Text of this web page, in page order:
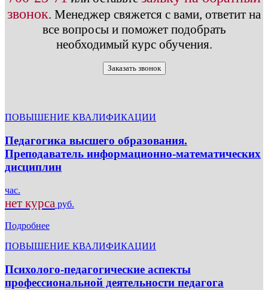
звонок. Менеджер свяжется с вами, ответит на
все вопросы и поможет подобрать
необходимый курс обучения.
Заказать звонок
ПОВЫШЕНИЕ КВАЛИФИКАЦИИ
Педагогика высшего образования.
Преподаватель информационно-математических
дисциплин
час.
нет курса руб.
Подробнее
ПОВЫШЕНИЕ КВАЛИФИКАЦИИ
Психолого-педагогические аспекты
профессиональной деятельности педагога